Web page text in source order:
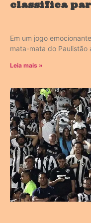
classifica
Em um jogo
mata-mata do Paulistão
Leia mais »